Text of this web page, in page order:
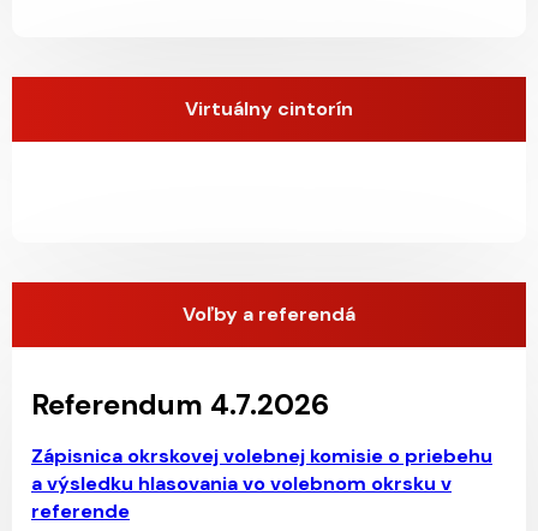
Virtuálny cintorín
Voľby a referendá
Referendum 4.7.2026
Zápisnica okrskovej volebnej komisie o priebehu
a výsledku hlasovania vo volebnom okrsku v
referende